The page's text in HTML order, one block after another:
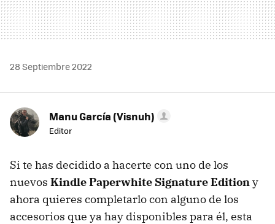
28 Septiembre 2022
Manu García (Visnuh)
Editor
Si te has decidido a hacerte con uno de los
nuevos Kindle Paperwhite Signature Editiony
ahora quieres completarlo con alguno de los
accesorios que ya hay disponibles para él, esta